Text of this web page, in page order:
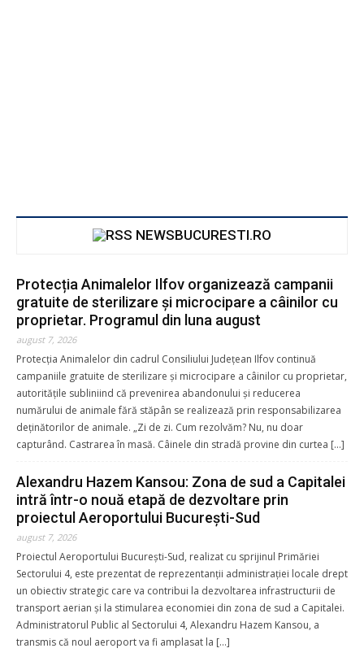
NEWSBUCURESTI.RO
Protecția Animalelor Ilfov organizează campanii
gratuite de sterilizare și microcipare a câinilor cu
proprietar. Programul din luna august
august 7, 2026
Protecția Animalelor din cadrul Consiliului Județean Ilfov continuă
campaniile gratuite de sterilizare și microcipare a câinilor cu proprietar,
autoritățile subliniind că prevenirea abandonului și reducerea
numărului de animale fără stăpân se realizează prin responsabilizarea
deținătorilor de animale. „Zi de zi. Cum rezolvăm? Nu, nu doar
capturând. Castrarea în masă. Câinele din stradă provine din curtea […]
Alexandru Hazem Kansou: Zona de sud a Capitalei
intră într-o nouă etapă de dezvoltare prin
proiectul Aeroportului București-Sud
august 7, 2026
Proiectul Aeroportului București-Sud, realizat cu sprijinul Primăriei
Sectorului 4, este prezentat de reprezentanții administrației locale drept
un obiectiv strategic care va contribui la dezvoltarea infrastructurii de
transport aerian și la stimularea economiei din zona de sud a Capitalei.
Administratorul Public al Sectorului 4, Alexandru Hazem Kansou, a
transmis că noul aeroport va fi amplasat la […]